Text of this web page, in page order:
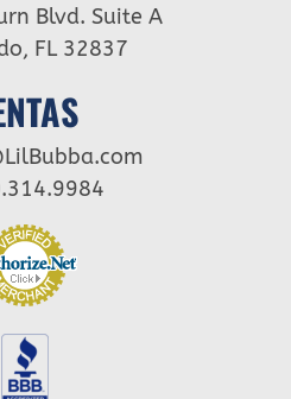
Blvd. Suite A
FL 32837